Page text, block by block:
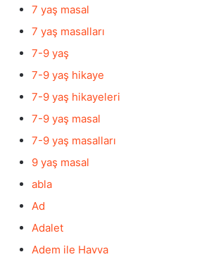
7 yaş masal
7 yaş masalları
7-9 yaş
7-9 yaş hikaye
7-9 yaş hikayeleri
7-9 yaş masal
7-9 yaş masalları
9 yaş masal
abla
Ad
Adalet
Adem ile Havva